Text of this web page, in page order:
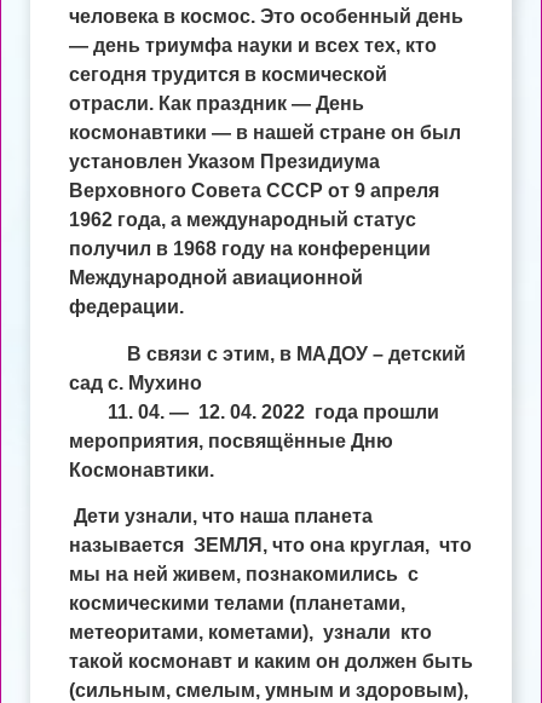
человека в космос. Это особенный день
— день триумфа науки и всех тех, кто
сегодня трудится в космической
отрасли. Как праздник — День
космонавтики — в нашей стране он был
установлен Указом Президиума
Верховного Совета СССР от 9 апреля
1962 года, а международный статус
получил в 1968 году на конференции
Международной авиационной
федерации.
В связи с этим, в МАДОУ – детский
сад с. Мухино
11. 04. — 12. 04. 2022 года прошли
мероприятия, посвящённые Дню
Космонавтики.
Дети узнали, что наша планета
называется ЗЕМЛЯ, что она круглая, что
мы на ней живем, познакомились с
космическими телами (планетами,
метеоритами, кометами), узнали кто
такой космонавт и каким он должен быть
(сильным, смелым, умным и здоровым),